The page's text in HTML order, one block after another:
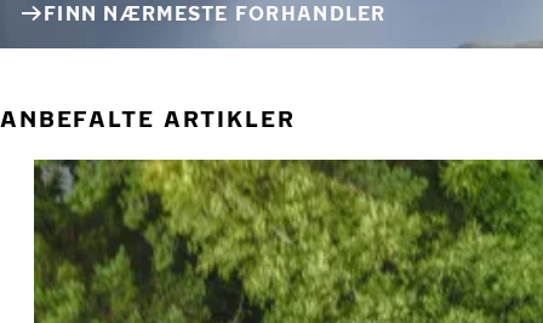
FINN NÆRMESTE FORHANDLER
ANBEFALTE ARTIKLER